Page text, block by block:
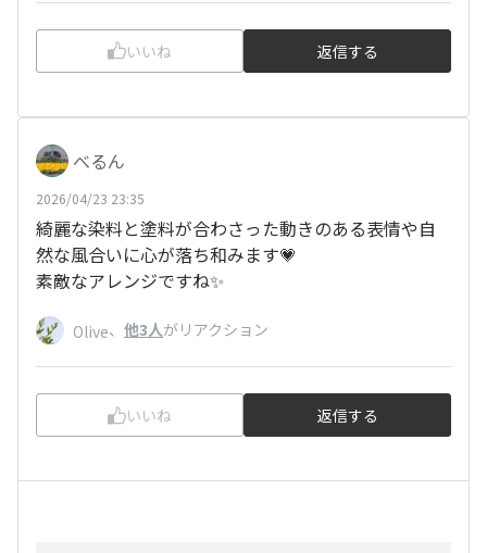
いいね 返信する
べるん
2026/04/23 23:35
綺麗な染料と塗料が合わさった動きのある表情や自
然な風合いに心が落ち和みます💗
素敵なアレンジですね✨
Olive、 他3人がリアクション
いいね 返信する